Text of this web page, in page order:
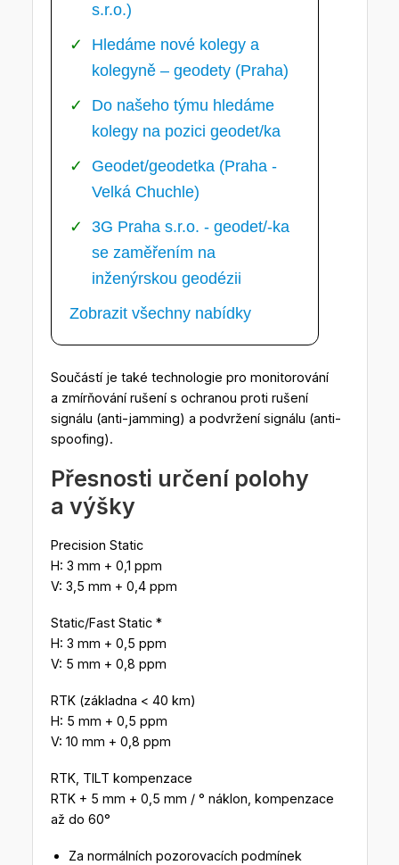
s.r.o.)
Hledáme nové kolegy a
kolegyně – geodety (Praha)
Do našeho týmu hledáme
kolegy na pozici geodet/ka
Geodet/geodetka (Praha -
Velká Chuchle)
3G Praha s.r.o. - geodet/-ka
se zaměřením na
inženýrskou geodézii
Zobrazit všechny nabídky
Součástí je také technologie pro monitorování
a zmírňování rušení s ochranou proti rušení
signálu (anti-jamming) a podvržení signálu (anti-
spoofing).
Přesnosti určení polohy
a výšky
Precision Static
H: 3 mm + 0,1 ppm
V: 3,5 mm + 0,4 ppm
Static/Fast Static *
H: 3 mm + 0,5 ppm
V: 5 mm + 0,8 ppm
RTK (základna < 40 km)
H: 5 mm + 0,5 ppm
V: 10 mm + 0,8 ppm
RTK, TILT kompenzace
RTK + 5 mm + 0,5 mm / ° náklon, kompenzace
až do 60°
Za normálních pozorovacích podmínek